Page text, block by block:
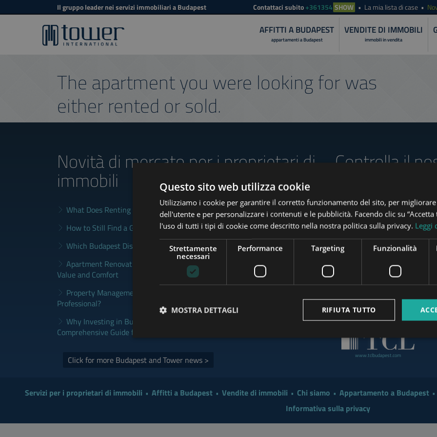
Il gruppo leader nei servizi immobiliari a Budapest Contattaci subito+361354 SHOW La mia lista di case
AFFITTI A BUDAPEST
appartamenti a Budapest
VENDITE DI IMMOBILI
immobili in vendita
The apartment you were looking for was
either rented or sold.
Novità di mercato per i proprietari di
immobili
What Does Renting in Budapest Really Cost?
How to Still Find a Good Rental in Budapest at the End of August
Which Budapest District Fits Which Property Investor in 2026?
Apartment Renovation Budapest: How to Plan a Smarter Renovation for
Value and Comfort
Property Management Budapest: When Does It Make Sense to Hire a
Professional?
Why Investing in Budapest Real Estate is a Smart Move in 2026: A
Comprehensive Guide for Investors
Click for more Budapest and Tower news >
Controlla il
www.tower-investments.com
www.mybudapesthome.com
www.tclbudapest.com
Servizi per i proprietari di immobili Affitti a Budapest Vendite di immobili Chi siamo Appartamento a Budapest
Informativa sulla privacy
Questo sito web utilizza cookie
Utilizziamo i cookie per garantire il corretto funzionamento del sito, per
dell'utente e per personalizzare i contenuti e le pubblicità. Facendo clic su “Accetta
l'uso di tutti i tipi di cookie come descritto nella nostra politica sulla privacy. Leggi
Strettamente
necessari
Performance Targeting Funzionalità
RIFIUTA TUTTO
MOSTRA DETTAGLI